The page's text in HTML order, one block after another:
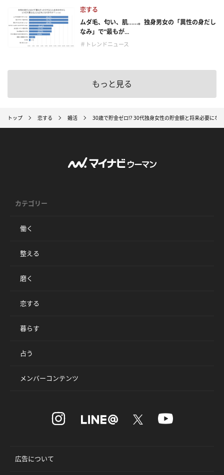
恋する
ムダ毛、匂い、肌……。独身男女の「異性の身だし
なみ」で“最もが...
＃トレンドニュース
もっと見る
トップ 恋する 婚活 30歳で貯金ゼロ!? 30代独身女性の貯金額と将来必要にな
カテゴリー
働く
整える
磨く
恋する
暮らす
占う
メンバーコンテンツ
広告について